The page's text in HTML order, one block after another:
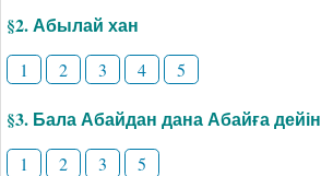
§2. Абылай хан
1 2 3 4 5
§3. Бала Абайдан дана Абайға дейін
1 2 3 5